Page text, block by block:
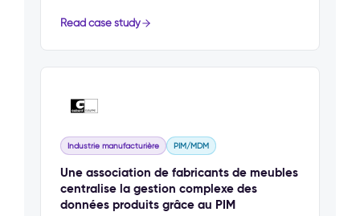
Read case study
Industrie manufacturière PIM/MDM
Une association de fabricants de meubles
centralise la gestion complexe des
données produits grâce au PIM